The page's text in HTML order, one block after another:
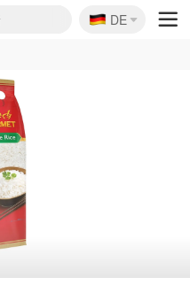
大促
85折
更新
9折
🇩🇪
DE